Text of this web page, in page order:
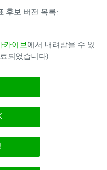
후보 버전 목록:
카이브 에서 내려받을 수 있
되었습니다)